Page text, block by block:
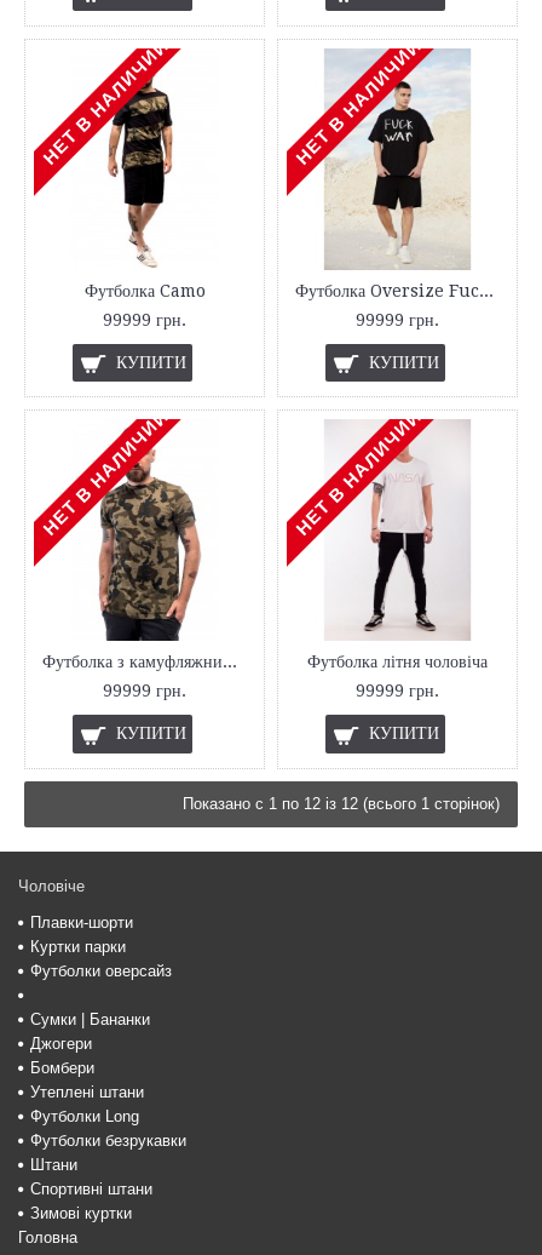
НЕТ В НАЛИЧИИ
Футболка Camo
99999 грн.
КУПИТИ
НЕТ В НАЛИЧИИ
Футболка Oversize Fuck War
99999 грн.
КУПИТИ
НЕТ В НАЛИЧИИ
Футболка з камуфляжним принтом
99999 грн.
КУПИТИ
НЕТ В НАЛИЧИИ
Футболка літня чоловіча
99999 грн.
КУПИТИ
Показано с 1 по 12 із 12 (всього 1 сторінок)
Чоловіче
Плавки-шорти
Куртки парки
Футболки оверсайз
Сумки | Бананки
Джогери
Бомбери
Утеплені штани
Футболки Long
Футболки безрукавки
Штани
Спортивні штани
Зимові куртки
Головна